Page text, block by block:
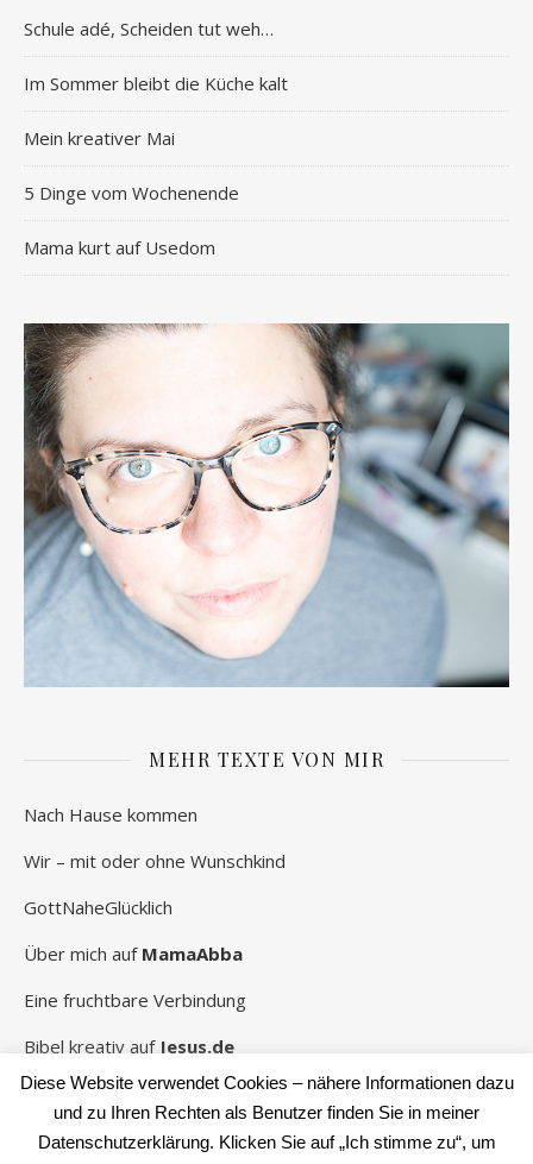
Schule adé, Scheiden tut weh…
Im Sommer bleibt die Küche kalt
Mein kreativer Mai
5 Dinge vom Wochenende
Mama kurt auf Usedom
MEHR TEXTE VON MIR
Nach Hause kommen
Wir – mit oder ohne Wunschkind
GottNaheGlücklich
Über mich auf MamaAbba
Eine fruchtbare Verbindung
Bibel kreativ auf Jesus.de
Diese Website verwendet Cookies – nähere Informationen dazu
und zu Ihren Rechten als Benutzer finden Sie in meiner
Datenschutzerklärung. Klicken Sie auf „Ich stimme zu“, um